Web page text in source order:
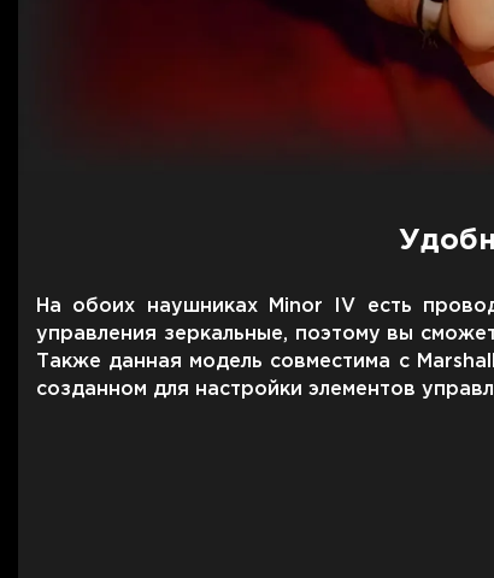
На обоих наушниках Minor IV есть
управления зеркальные, поэтому вы
Также данная модель совместима с
созданном для настройки элементов